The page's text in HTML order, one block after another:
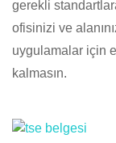
gerekli
ofisinizi ve
uygulamalar için
kalmasın.